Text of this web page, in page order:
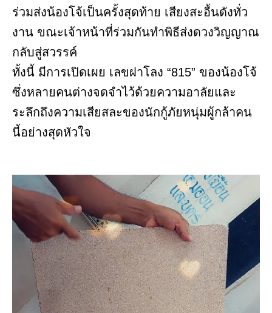
ร่วมส่งน้องโจ้เป็นครั้งสุดท้าย เสียงสะอื้นดังทั่ว
งาน ขณะเจ้าหน้าที่ร่วมกันทำพิธีส่งดวงวิญญาณ
กลับสู่สวรรค์
ทั้งนี้ มีการเปิดเผย เลขฝาโลง “815” ของน้องโจ้
ซึ่งหลายคนต่างจดจำไว้ด้วยความอาลัยและ
ระลึกถึงความเสียสละของนักกู้ภัยหนุ่มผู้กล้าคน
นี้อย่างสุดหัวใจ